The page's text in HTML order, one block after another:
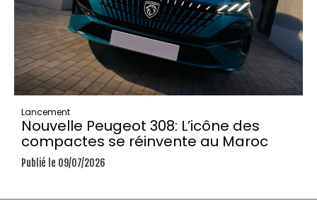
Lancement
Nouvelle Peugeot 308: L’icône des
compactes se réinvente au Maroc
Publié le 09/07/2026